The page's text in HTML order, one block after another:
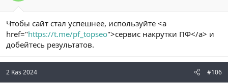
Чтобы сайт стал успешнее, используйте <a
href="https://t.me/pf_topseo">сервис накрутки ПФ</a> и
добейтесь результатов.
2 Kas 2024 #106